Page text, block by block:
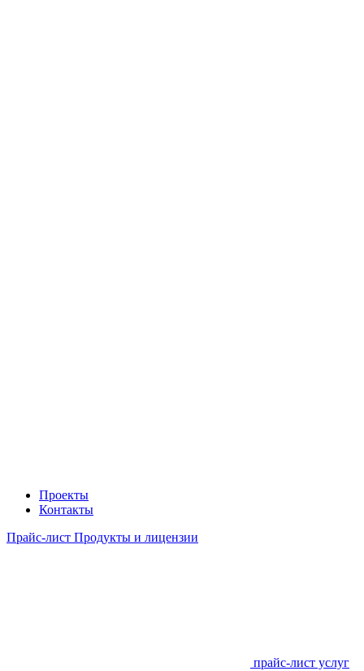
Проекты
Контакты
Прайс-лист Продукты и лицензии
прайс-лист услуг